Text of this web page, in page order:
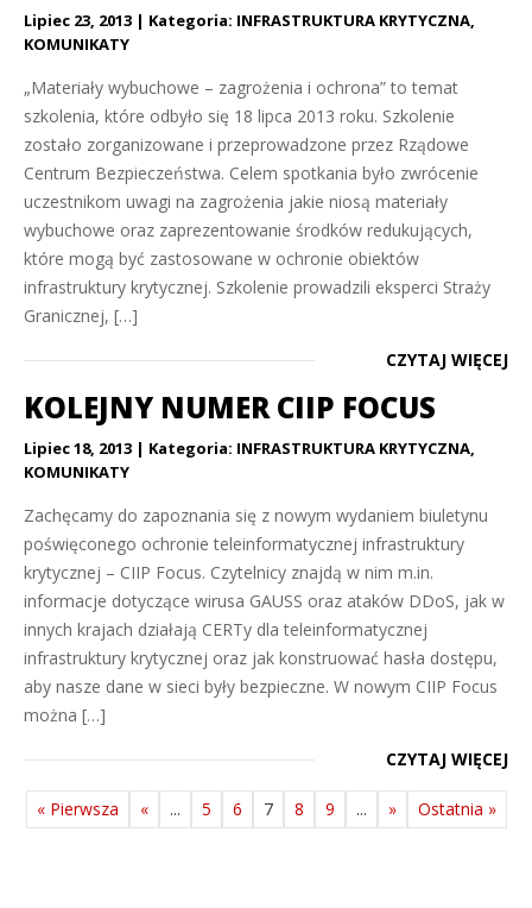
Lipiec 23, 2013 Kategoria: INFRASTRUKTURA KRYTYCZNA,
KOMUNIKATY
„Materiały wybuchowe – zagrożenia i ochrona” to temat
szkolenia, które odbyło się 18 lipca 2013 roku. Szkolenie
zostało zorganizowane i przeprowadzone przez Rządowe
Centrum Bezpieczeństwa. Celem spotkania było zwrócenie
uczestnikom uwagi na zagrożenia jakie niosą materiały
wybuchowe oraz zaprezentowanie środków redukujących,
które mogą być zastosowane w ochronie obiektów
infrastruktury krytycznej. Szkolenie prowadzili eksperci Straży
Granicznej, […]
CZYTAJ WIĘCEJ
KOLEJNY NUMER CIIP FOCUS
Lipiec 18, 2013 Kategoria: INFRASTRUKTURA KRYTYCZNA,
KOMUNIKATY
Zachęcamy do zapoznania się z nowym wydaniem biuletynu
poświęconego ochronie teleinformatycznej infrastruktury
krytycznej – CIIP Focus. Czytelnicy znajdą w nim m.in.
informacje dotyczące wirusa GAUSS oraz ataków DDoS, jak w
innych krajach działają CERTy dla teleinformatycznej
infrastruktury krytycznej oraz jak konstruować hasła dostępu,
aby nasze dane w sieci były bezpieczne. W nowym CIIP Focus
można […]
CZYTAJ WIĘCEJ
« Pierwsza « ... 5 6 7 8 9 ... » Ostatnia »